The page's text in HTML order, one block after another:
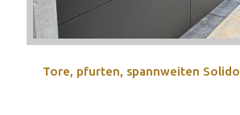
Tore, pfurten, spannweiten Solido